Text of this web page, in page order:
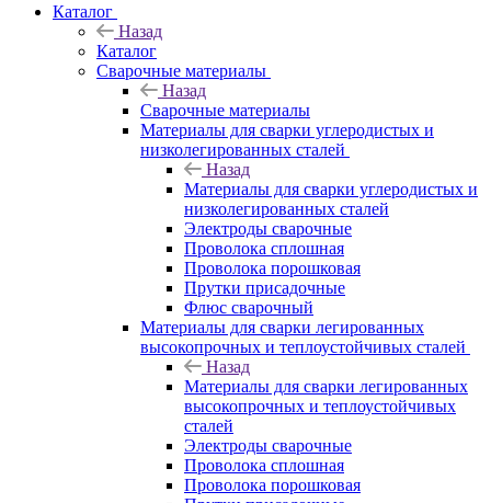
Каталог
Назад
Каталог
Сварочные материалы
Назад
Сварочные материалы
Материалы для сварки углеродистых и
низколегированных сталей
Назад
Материалы для сварки углеродистых и
низколегированных сталей
Электроды сварочные
Проволока сплошная
Проволока порошковая
Прутки присадочные
Флюс сварочный
Материалы для сварки легированных
высокопрочных и теплоустойчивых сталей
Назад
Материалы для сварки легированных
высокопрочных и теплоустойчивых
сталей
Электроды сварочные
Проволока сплошная
Проволока порошковая